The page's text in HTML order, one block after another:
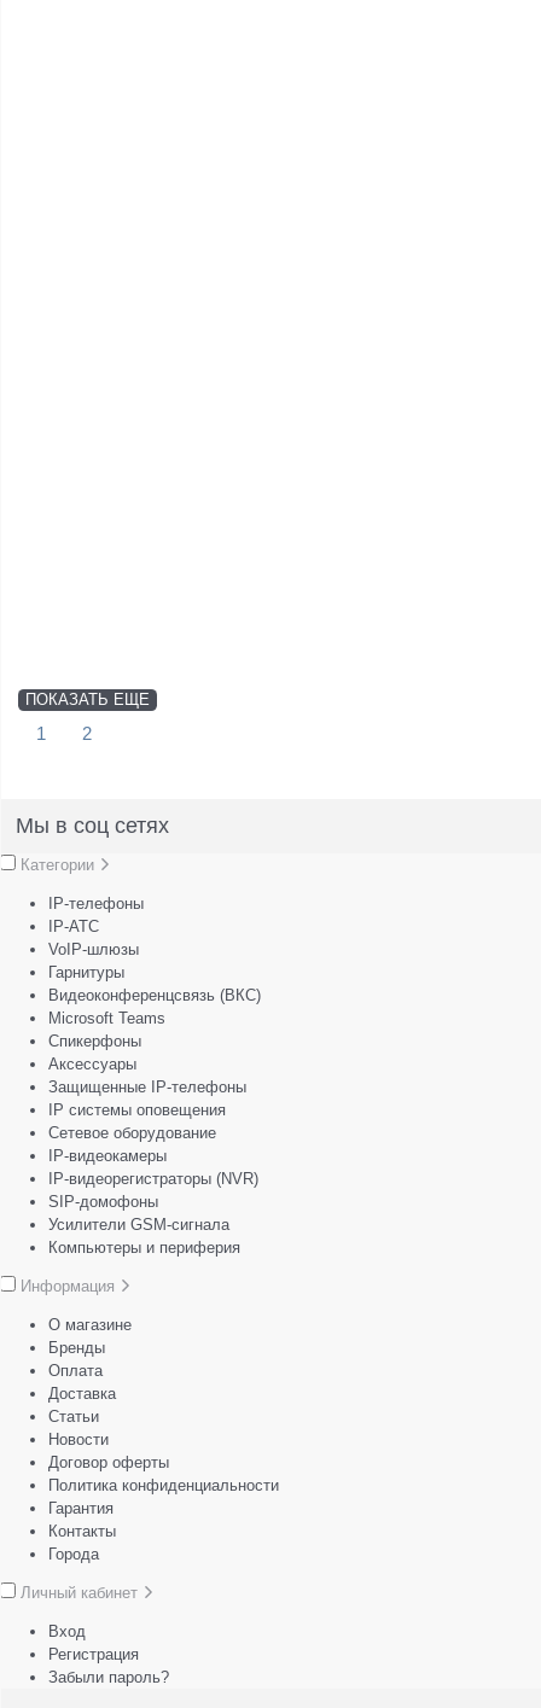
ПОКАЗАТЬ ЕЩЕ
1 2
Мы в соц сетях
Категории
IP-телефоны
IP-АТС
VoIP-шлюзы
Гарнитуры
Видеоконференцсвязь (ВКС)
Microsoft Teams
Спикерфоны
Аксессуары
Защищенные IP-телефоны
IP системы оповещения
Сетевое оборудование
IP-видеокамеры
IP-видеорегистраторы (NVR)
SIP-домофоны
Усилители GSM-сигнала
Компьютеры и периферия
Информация
О магазине
Бренды
Оплата
Доставка
Статьи
Новости
Договор оферты
Политика конфиденциальности
Гарантия
Контакты
Города
Личный кабинет
Вход
Регистрация
Забыли пароль?